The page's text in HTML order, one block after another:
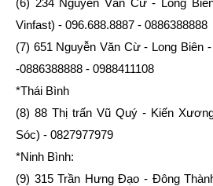
(6) 234 Nguyễn Văn Cừ - Long
Vinfast) - 096.688.8887 - 0886388888
(7) 651 Nguyễn Văn Cừ - Long Biên
-0886388888 - 0988411108
*Thái Bình
(8) 88 Thị trấn Vũ Quý - Kiến
Sóc) - 0827977979
*Ninh Bình:
(9) 315 Trần Hưng Đạo - Đông